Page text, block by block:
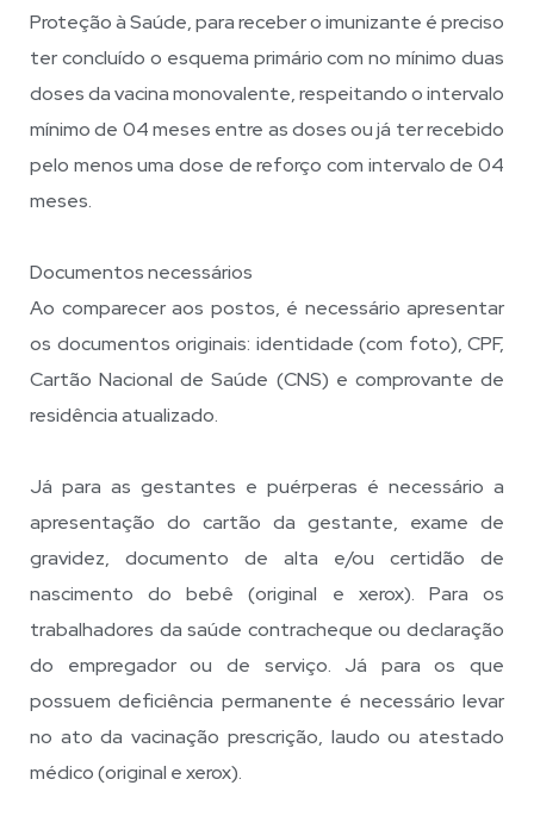
Proteção à Saúde, para receber o imunizante é preciso
ter concluído o esquema primário com no mínimo duas
doses da vacina monovalente, respeitando o intervalo
mínimo de 04 meses entre as doses ou já ter recebido
pelo menos uma dose de reforço com intervalo de 04
meses.
Documentos necessários
Ao comparecer aos postos, é necessário apresentar
os documentos originais: identidade (com foto), CPF,
Cartão Nacional de Saúde (CNS) e comprovante de
residência atualizado.
Já para as gestantes e puérperas é necessário a
apresentação do cartão da gestante, exame de
gravidez, documento de alta e/ou certidão de
nascimento do bebê (original e xerox). Para os
trabalhadores da saúde contracheque ou declaração
do empregador ou de serviço. Já para os que
possuem deficiência permanente é necessário levar
no ato da vacinação prescrição, laudo ou atestado
médico (original e xerox).